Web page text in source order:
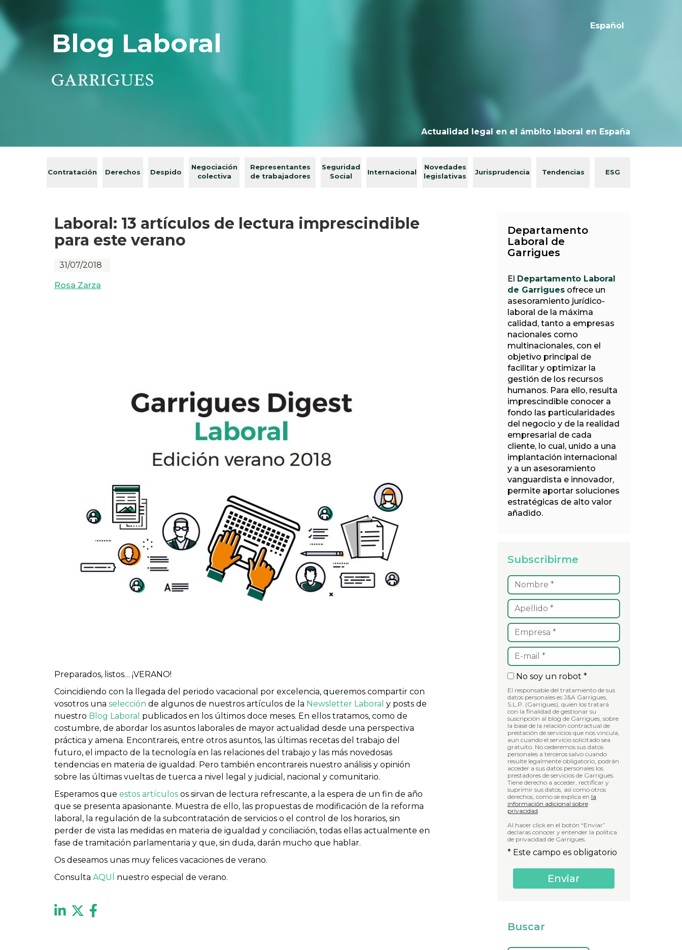
Blog Laboral
Español
Actualidad legal en el ámbito laboral en España
Contratación Derechos Despido
Negociación
colectiva
Representantes
de trabajadores
Seguridad
Social
Internacional
Novedades
legislativas
Jurisprudencia Tendencias ESG
Laboral: 13 artículos de lectura imprescindible
para este verano
31/07/2018
Rosa Zarza
Preparados, listos… ¡VERANO!
Coincidiendo con la llegada del periodo vacacional por excelencia, queremos compartir con
vosotros una selección de algunos de nuestros artículos de la Newsletter Laboral y posts de
nuestro Blog Laboral publicados en los últimos doce meses. En ellos tratamos, como de
costumbre, de abordar los asuntos laborales de mayor actualidad desde una perspectiva
práctica y amena. Encontrareis, entre otros asuntos, las últimas recetas del trabajo del
futuro, el impacto de la tecnología en las relaciones del trabajo y las más novedosas
tendencias en materia de igualdad. Pero también encontrareis nuestro análisis y opinión
sobre las últimas vueltas de tuerca a nivel legal y judicial, nacional y comunitario.
Esperamos que estos artículos os sirvan de lectura refrescante, a la espera de un fin de año
que se presenta apasionante. Muestra de ello, las propuestas de modificación de la reforma
laboral, la regulación de la subcontratación de servicios o el control de los horarios, sin
perder de vista las medidas en materia de igualdad y conciliación, todas ellas actualmente en
fase de tramitación parlamentaria y que, sin duda, darán mucho que hablar.
Os deseamos unas muy felices vacaciones de verano.
Consulta AQUÍ nuestro especial de verano.
Departamento
Laboral de
Garrigues
El
Departamento Laboral
de Garriguesofrece un
asesoramiento jurídico-
laboral de la máxima
calidad, tanto a empresas
nacionales como
multinacionales, con el
objetivo principal de
facilitar y optimizar la
gestión de los recursos
humanos. Para ello, resulta
imprescindible conocer a
fondo las particularidades
del negocio y de la realidad
empresarial de cada
cliente, lo cual, unido a una
implantación internacional
y a un asesoramiento
vanguardista e innovador,
permite aportar soluciones
estratégicas de alto valor
añadido.
Subscribirme
No soy un robot *
El responsable del tratamiento de sus
datos personales es J&A Garrigues,
S.L.P. (Garrigues), quien los tratará
con la finalidad de gestionar su
suscripción al blog de Garrigues, sobre
la base de la relación contractual de
prestación de servicios que nos vincula,
aun cuando el servicio solicitado sea
gratuito. No cederemos sus datos
personales a terceros salvo cuando
resulte legalmente obligatorio, podrán
acceder a sus datos personales los
prestadores de servicios de Garrigues.
Tiene derecho a acceder, rectificar y
suprimir sus datos, así como otros
derechos, como se explica en la
información adicional sobre
privacidad.
Al hacer click en el botón “Enviar”
declaras conocer y entender la política
de privacidad de Garrigues.
* Este campo es obligatorio
Buscar